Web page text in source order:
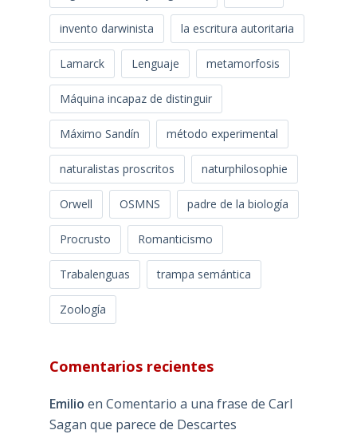
invento darwinista la escritura autoritaria
Lamarck Lenguaje metamorfosis
Máquina incapaz de distinguir
Máximo Sandín método experimental
naturalistas proscritos naturphilosophie
Orwell OSMNS padre de la biología
Procrusto Romanticismo
Trabalenguas trampa semántica
Zoología
Comentarios recientes
Emilio en Comentario a una frase de Carl
Sagan que parece de Descartes